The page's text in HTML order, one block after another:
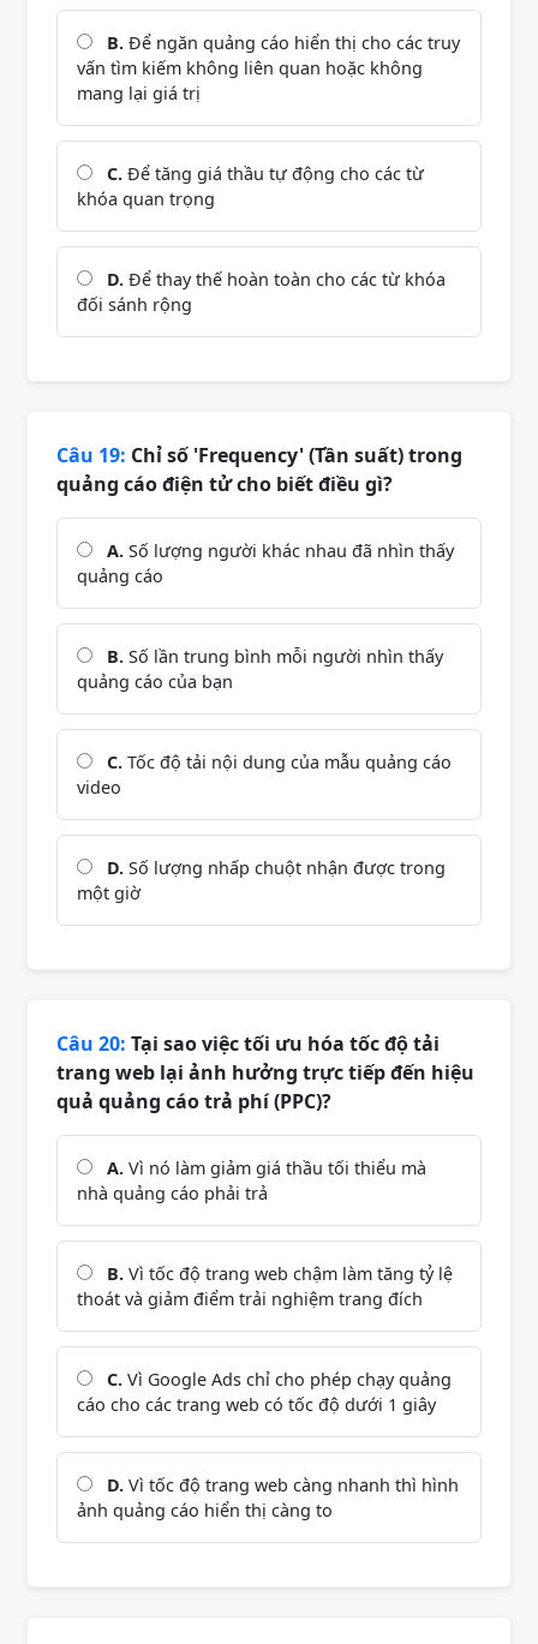
B. Để ngăn quảng cáo hiển thị cho các truy
vấn tìm kiếm không liên quan hoặc không
mang lại giá trị
C. Để tăng giá thầu tự động cho các từ
khóa quan trọng
D. Để thay thế hoàn toàn cho các từ khóa
đối sánh rộng
Câu 19: Chỉ số 'Frequency' (Tần suất) trong
quảng cáo điện tử cho biết điều gì?
A. Số lượng người khác nhau đã nhìn thấy
quảng cáo
B. Số lần trung bình mỗi người nhìn thấy
quảng cáo của bạn
C. Tốc độ tải nội dung của mẫu quảng cáo
video
D. Số lượng nhấp chuột nhận được trong
một giờ
Câu 20: Tại sao việc tối ưu hóa tốc độ tải
trang web lại ảnh hưởng trực tiếp đến hiệu
quả quảng cáo trả phí (PPC)?
A. Vì nó làm giảm giá thầu tối thiểu mà
nhà quảng cáo phải trả
B. Vì tốc độ trang web chậm làm tăng tỷ lệ
thoát và giảm điểm trải nghiệm trang đích
C. Vì Google Ads chỉ cho phép chạy quảng
cáo cho các trang web có tốc độ dưới 1 giây
D. Vì tốc độ trang web càng nhanh thì hình
ảnh quảng cáo hiển thị càng to